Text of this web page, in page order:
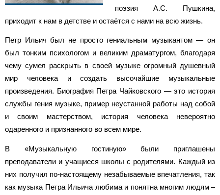
поэзия А.С. Пушкина,
приходит к нам в детстве и остаётся с нами на всю жизнь.
Петр Ильич был не просто гениальным музыкантом — он
был тонким психологом и великим драматургом, благодаря
чему сумел раскрыть в своей музыке огромный душевный
мир человека и создать высочайшие музыкальные
произведения. Биография Петра Чайковского — это история
службы гения музыке, пример неустанной работы над собой
и своим мастерством, история человека невероятно
одаренного и признанного во всем мире.
В «Музыкальную гостиную» были приглашены
преподаватели и учащиеся школы с родителями. Каждый из
них получил по-настоящему незабываемые впечатления, так
как музыка Петра Ильича любима и понятна многим людям –